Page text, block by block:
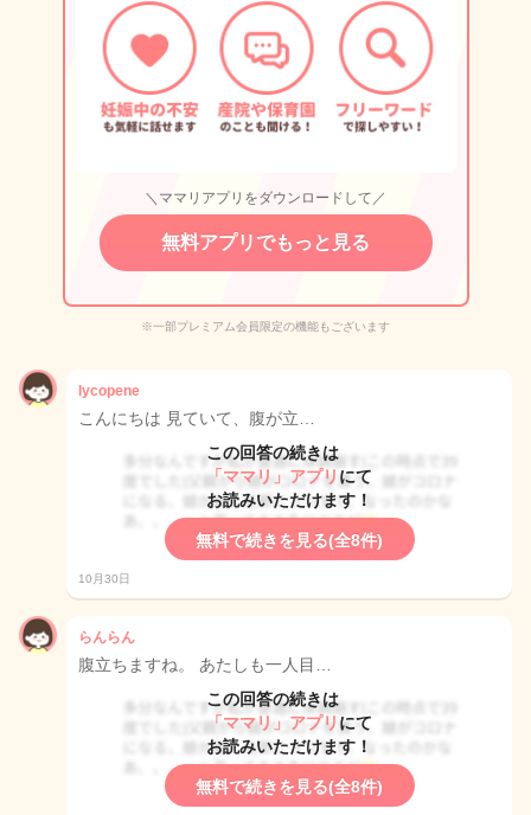
＼ママリアプリをダウンロードして／
無料アプリでもっと見る
※一部プレミアム会員限定の機能もございます
lycopene
こんにちは 見ていて、腹が立…
この回答の続きは
「ママリ」アプリ にて
お読みいただけます！
無料で続きを見る(全8件)
10月30日
らんらん
腹立ちますね。 あたしも一人目…
この回答の続きは
「ママリ」アプリ にて
お読みいただけます！
無料で続きを見る(全8件)